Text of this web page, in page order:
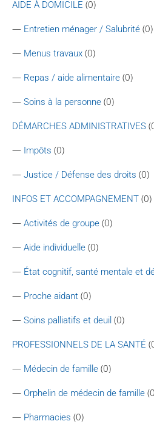
AIDE À DOMICILE (0)
— Entretien ménager / Salubrité (0)
— Menus travaux (0)
— Repas / aide alimentaire (0)
— Soins à la personne (0)
DÉMARCHES ADMINISTRATIVES
— Impôts (0)
— Justice / Défense des droits (0)
INFOS ET ACCOMPAGNEMENT (0)
— Activités de groupe (0)
— Aide individuelle (0)
— État cognitif, santé mentale et
— Proche aidant (0)
— Soins palliatifs et deuil (0)
PROFESSIONNELS DE LA SANTÉ
— Médecin de famille (0)
— Orphelin de médecin de famille
— Pharmacies (0)